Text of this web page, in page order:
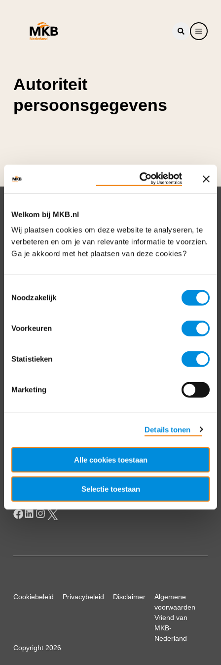
Welkom bij MKB.nl
Wij plaatsen cookies om deze website te analyseren, te
verbeteren en om je van relevante informatie te voorzien.
Ga je akkoord met het plaatsen van deze cookies?
Noodzakelijk
Voorkeuren
Statistieken
Marketing
Details tonen
Alle cookies toestaan
Selectie toestaan
Autoriteit
persoonsgegevens
Nieuwsbrief
Elke week hét nieuws dat ondernemers raakt.
Schrijf je nu in voor de MKB-Nederland
nieuwsbrief.
Direct naar
Bezuidenhoutseweg 12
Postbus 93002
2509 AA Den Haag
Cookiebeleid Privacybeleid Disclaimer
Algemene
voorwaarden
Vriend van
MKB-
Nederland
Copyright 2026